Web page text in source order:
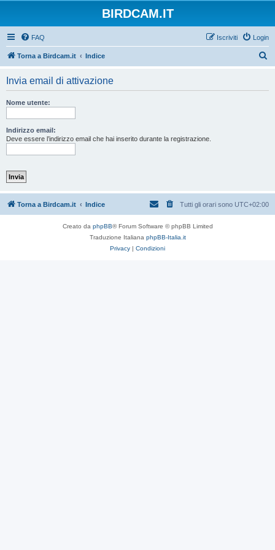
BIRDCAM.IT
FAQ Login
Iscriviti
Torna a Birdcam.it Indice
Invia email di attivazione
Nome utente:
Indirizzo email:
Deve essere l’indirizzo email che hai inserito durante la registrazione.
Torna a Birdcam.it Indice Tutti gli orari sono UTC+02:00
Creato da phpBB® Forum Software © phpBB Limited
Traduzione Italiana phpBB-Italia.it
Privacy | Condizioni